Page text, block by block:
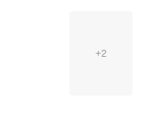
+2